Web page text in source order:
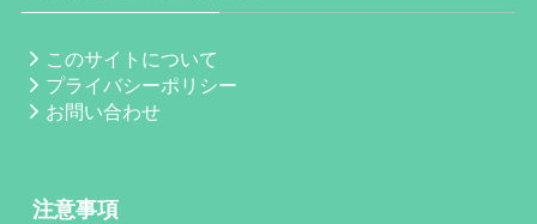
このサイトについて
プライバシーポリシー
お問い合わせ
注意事項